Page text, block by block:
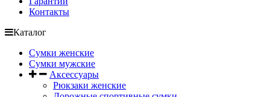
Контакты
Каталог
Сумки женские
Сумки мужские
Аксессуары
Рюкзаки женские